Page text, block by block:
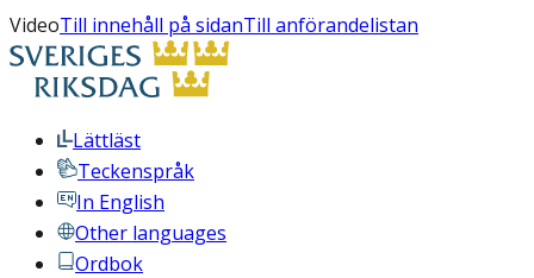
VideoTill innehåll på sidanTill anförandelistan
Lättläst
Teckenspråk
In English
Other languages
Ordbok